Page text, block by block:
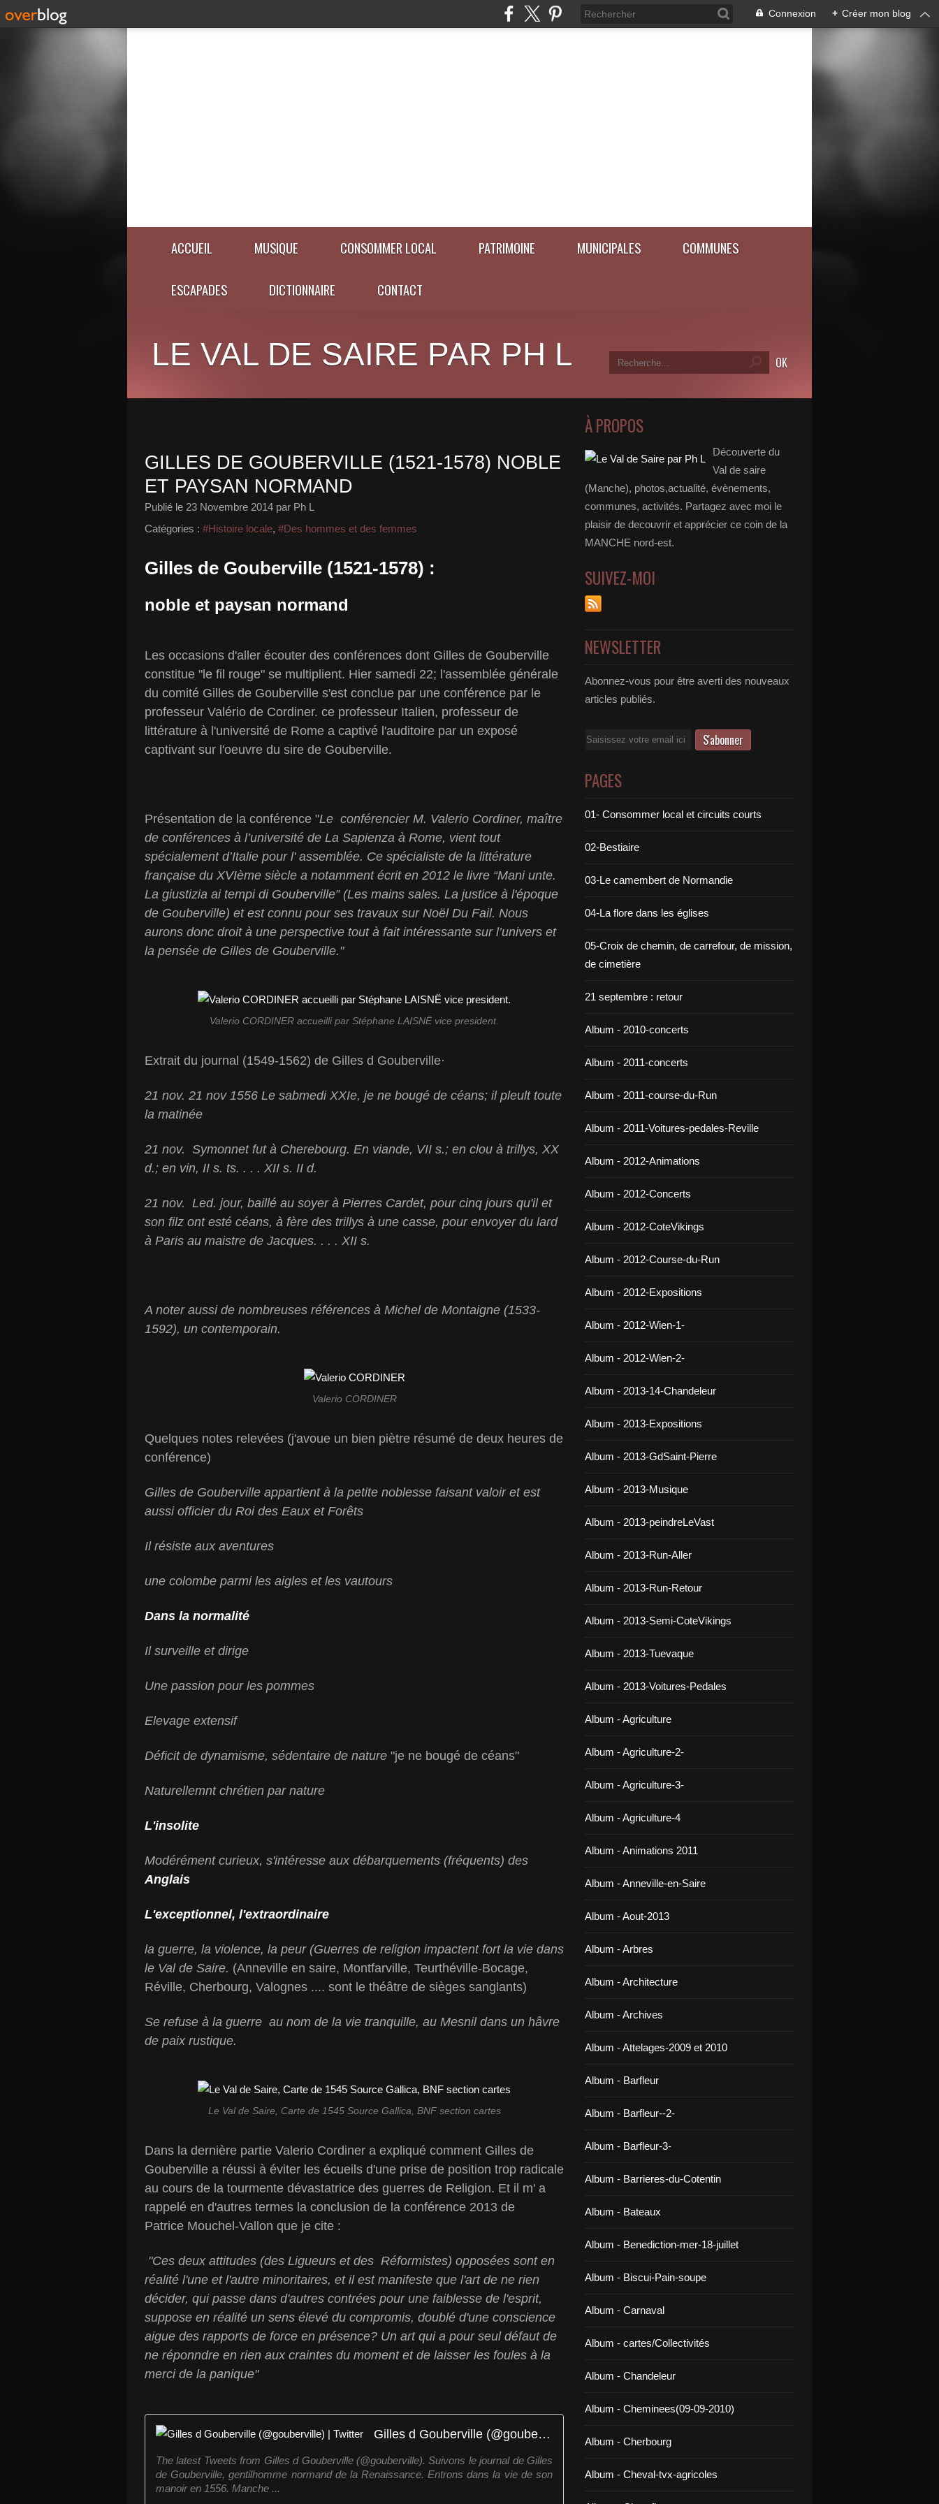
Connexion + Créer mon blog
ACCUEIL MUSIQUE CONSOMMER LOCAL PATRIMOINE MUNICIPALES COMMUNES
ESCAPADES DICTIONNAIRE CONTACT
LE VAL DE SAIRE PAR PH L
GILLES DE GOUBERVILLE (1521-1578) NOBLE
ET PAYSAN NORMAND
Publié le 23 Novembre 2014 par Ph L
Catégories : #Histoire locale, #Des hommes et des femmes
Gilles de Gouberville (1521-1578) :
noble et paysan normand
Les occasions d'aller écouter des conférences dont Gilles de Gouberville
constitue "le fil rouge" se multiplient. Hier samedi 22; l'assemblée générale
du comité Gilles de Gouberville s'est conclue par une conférence par le
professeur Valério de Cordiner. ce professeur Italien, professeur de
littérature à l'université de Rome a captivé l'auditoire par un exposé
captivant sur l'oeuvre du sire de Gouberville.
Présentation de la conférence "Le conférencier M. Valerio Cordiner, maître
de conférences à l’université de La Sapienza à Rome, vient tout
spécialement d’Italie pour l' assemblée. Ce spécialiste de la littérature
française du XVIème siècle a notamment écrit en 2012 le livre “Mani unte.
La giustizia ai tempi di Gouberville” (Les mains sales. La justice à l'époque
de Gouberville) et est connu pour ses travaux sur Noël Du Fail. Nous
aurons donc droit à une perspective tout à fait intéressante sur l’univers et
la pensée de Gilles de Gouberville."
Valerio CORDINER accueilli par Stéphane LAISNË vice president.
Extrait du journal (1549-1562) de Gilles d Gouberville·
21 nov. 21 nov 1556 Le sabmedi XXIe, je ne bougé de céans; il pleult toute
la matinée
21 nov. Symonnet fut à Cherebourg. En viande, VII s.; en clou à trillys, XX
d.; en vin, II s. ts. . . . XII s. II d.
21 nov. Led. jour, baillé au soyer à Pierres Cardet, pour cinq jours qu'il et
son filz ont esté céans, à fère des trillys à une casse, pour envoyer du lard
à Paris au maistre de Jacques. . . . XII s.
A noter aussi de nombreuses références à Michel de Montaigne (1533-
1592), un contemporain.
Valerio CORDINER
Quelques notes relevées (j'avoue un bien piètre résumé de deux heures de
conférence)
Gilles de Gouberville appartient à la petite noblesse faisant valoir et est
aussi officier du Roi des Eaux et Forêts
Il résiste aux aventures
une colombe parmi les aigles et les vautours
Dans la normalité
Il surveille et dirige
Une passion pour les pommes
Elevage extensif
Déficit de dynamisme, sédentaire de nature "je ne bougé de céans"
Naturellemnt chrétien par nature
L'insolite
Modérément curieux, s'intéresse aux débarquements (fréquents) des
Anglais
L'exceptionnel, l'extraordinaire
la guerre, la violence, la peur (Guerres de religion impactent fort la vie dans
le Val de Saire. (Anneville en saire, Montfarville, Teurthéville-Bocage,
Réville, Cherbourg, Valognes .... sont le théâtre de sièges sanglants)
Se refuse à la guerre au nom de la vie tranquille, au Mesnil dans un hâvre
de paix rustique.
Le Val de Saire, Carte de 1545 Source Gallica, BNF section cartes
Dans la dernière partie Valerio Cordiner a expliqué comment Gilles de
Gouberville a réussi à éviter les écueils d'une prise de position trop radicale
au cours de la tourmente dévastatrice des guerres de Religion. Et il m' a
rappelé en d'autres termes la conclusion de la conférence 2013 de
Patrice Mouchel-Vallon que je cite :
"Ces deux attitudes (des Ligueurs et des Réformistes) opposées sont en
réalité l'une et l'autre minoritaires, et il est manifeste que l'art de ne rien
décider, qui passe dans d'autres contrées pour une faiblesse de l'esprit,
suppose en réalité un sens élevé du compromis, doublé d'une conscience
aigue des rapports de force en présence? Un art qui a pour seul défaut de
ne réponndre en rien aux craintes du moment et de laisser les foules à la
merci de la panique"
Gilles d Gouberville (@gouberville) | Twitter
The latest Tweets from Gilles d Gouberville (@gouberville). Suivons le journal de Gilles
de Gouberville, gentilhomme normand de la Renaissance. Entrons dans la vie de son
manoir en 1556. Manche ...
À PROPOS
Découverte du
Val de saire
(Manche), photos,actualité, évènements,
communes, activités. Partagez avec moi le
plaisir de decouvrir et apprécier ce coin de la
MANCHE nord-est.
SUIVEZ-MOI
NEWSLETTER
Abonnez-vous pour être averti des nouveaux
articles publiés.
Email
PAGES
01- Consommer local et circuits courts
02-Bestiaire
03-Le camembert de Normandie
04-La flore dans les églises
05-Croix de chemin, de carrefour, de mission,
de cimetière
21 septembre : retour
Album - 2010-concerts
Album - 2011-concerts
Album - 2011-course-du-Run
Album - 2011-Voitures-pedales-Reville
Album - 2012-Animations
Album - 2012-Concerts
Album - 2012-CoteVikings
Album - 2012-Course-du-Run
Album - 2012-Expositions
Album - 2012-Wien-1-
Album - 2012-Wien-2-
Album - 2013-14-Chandeleur
Album - 2013-Expositions
Album - 2013-GdSaint-Pierre
Album - 2013-Musique
Album - 2013-peindreLeVast
Album - 2013-Run-Aller
Album - 2013-Run-Retour
Album - 2013-Semi-CoteVikings
Album - 2013-Tuevaque
Album - 2013-Voitures-Pedales
Album - Agriculture
Album - Agriculture-2-
Album - Agriculture-3-
Album - Agriculture-4
Album - Animations 2011
Album - Anneville-en-Saire
Album - Aout-2013
Album - Arbres
Album - Architecture
Album - Archives
Album - Attelages-2009 et 2010
Album - Barfleur
Album - Barfleur--2-
Album - Barfleur-3-
Album - Barrieres-du-Cotentin
Album - Bateaux
Album - Benediction-mer-18-juillet
Album - Biscui-Pain-soupe
Album - Carnaval
Album - cartes/Collectivités
Album - Chandeleur
Album - Cheminees(09-09-2010)
Album - Cherbourg
Album - Cheval-tvx-agricoles